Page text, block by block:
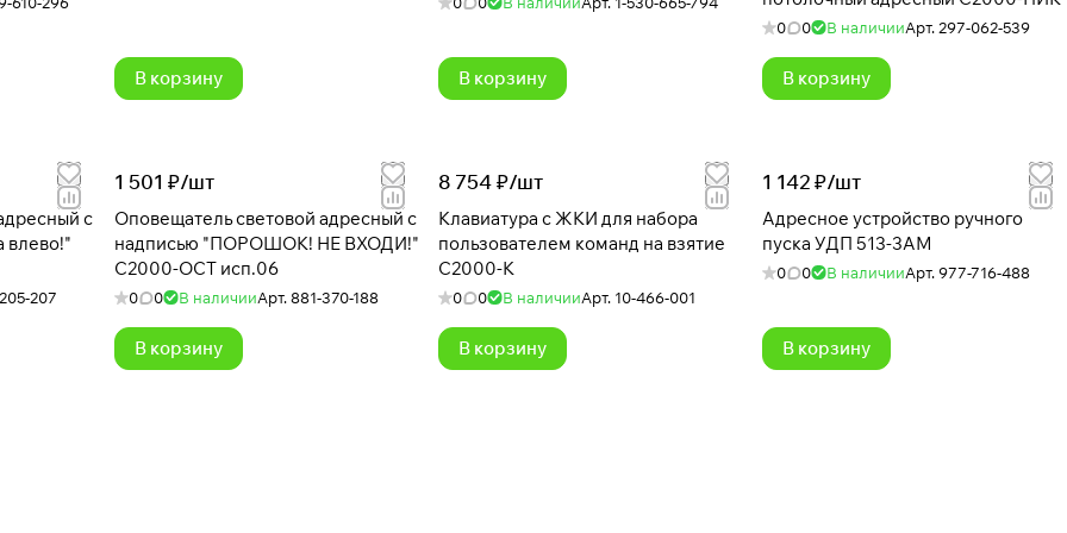
В корзину В корзину
0 0 В наличииАрт.297-062-539
В корзину
влево!"
207
1 501 ₽/шт
Оповещатель световой адресный с
надписью "ПОРОШОК! НЕ ВХОДИ!"
С2000-ОСТ исп.06
0 0 В наличииАрт.881-370-188
В корзину
8 754 ₽/шт
Клавиатура с ЖКИ для набора
пользователем команд на взятие
С2000-К
0 0 В наличииАрт. 10-466-001
В корзину
1 142 ₽/шт
Адресное устройство ручного
пуска УДП 513-3АМ
0 0 В наличииАрт.977-716-488
В корзину